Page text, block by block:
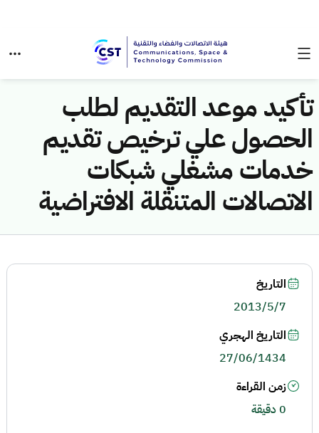
تأكيد موعد التقديم لطلب
الحصول علي ترخيص تقديم
خدمات مشغلي شبكات
الاتصالات المتنقلة الافتراضية
التاريخ
2013/5/7
التاريخ الهجري
27/06/1434
زمن القراءة
0 دقيقة